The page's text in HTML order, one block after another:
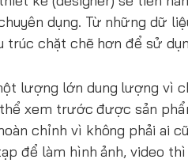
dụng. Từ những dữ
chặt chẽ hơn để sử
lượng lớn dung lượng vì
xem trước được sản
chỉnh vì không phải ai
để làm hình ảnh, video